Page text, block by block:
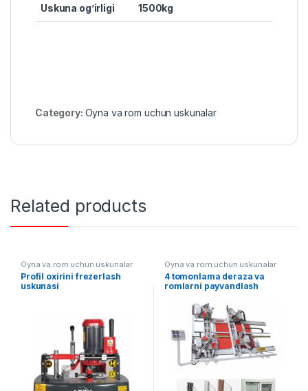
Uskuna og’irligi 1500kg
Category: Oyna va rom uchun uskunalar
Related products
Oyna va rom uchun uskunalar
Profil oxirini frezerlash
uskunasi
Oyna va rom uchun uskunalar
4 tomonlama deraza va
romlarni payvandlash